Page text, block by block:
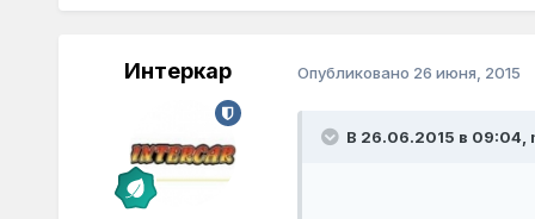
Интеркар Опубликовано 26 июня, 2015
В 26.06.2015 в 09:04,